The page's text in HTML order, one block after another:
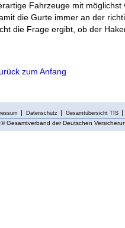
Fahrzeuge mit
die Gurte immer an der
die Frage ergibt, ob der
zum Anfang
Datenschutz Gesamtübersicht TIS
© Gesamtverband der Deutschen